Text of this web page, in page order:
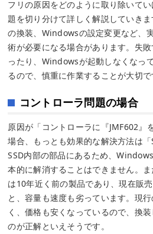
フリの原因をどのように取り除いて
題を切り分けて詳しく解説していき
の換装、Windowsの設定変更など、
術が必要になる場合があります。失
ったり、Windowsが起動しなくなっ
るので、慎重に作業することが大切で
コントローラ問題の場合
原因が「コントローラに『JMF602』
場合、もっとも効果的な解決方法は
SSD内部の部品にあるため、
本的に解消することはできません。
は10年近く前の製品であり、現在販
と、容量も速度も劣っています。現
く、価格も安くなっているので、換
のが正解といえそうです。